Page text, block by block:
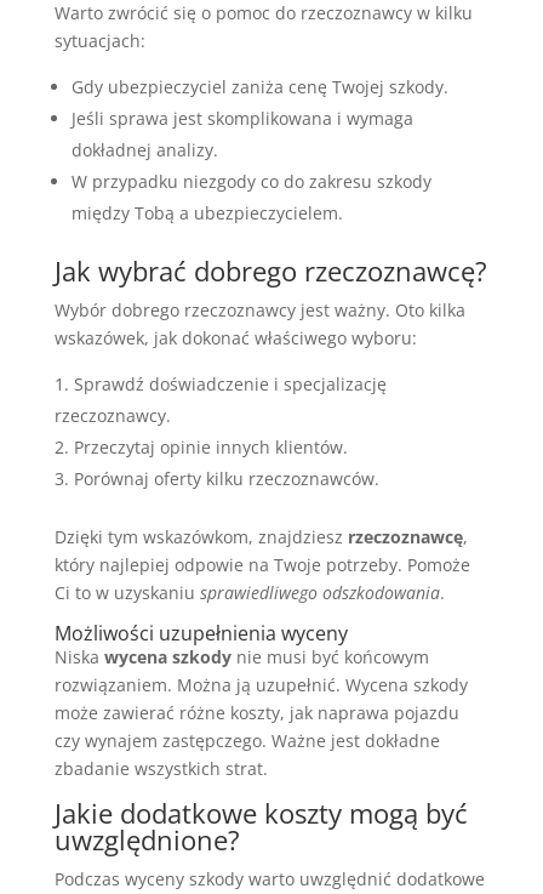
Warto zwrócić się o pomoc do rzeczoznawcy w kilku
sytuacjach:
Gdy ubezpieczyciel zaniża cenę Twojej szkody.
Jeśli sprawa jest skomplikowana i wymaga
dokładnej analizy.
W przypadku niezgody co do zakresu szkody
między Tobą a ubezpieczycielem.
Jak wybrać dobrego rzeczoznawcę?
Wybór dobrego rzeczoznawcy jest ważny. Oto kilka
wskazówek, jak dokonać właściwego wyboru:
Sprawdź doświadczenie i specjalizację
rzeczoznawcy.
Przeczytaj opinie innych klientów.
Porównaj oferty kilku rzeczoznawców.
Dzięki tym wskazówkom, znajdziesz rzeczoznawcę,
który najlepiej odpowie na Twoje potrzeby. Pomoże
Ci to w uzyskaniu sprawiedliwego odszkodowania.
Możliwości uzupełnienia wyceny
Niska wycena szkodynie musi być końcowym
rozwiązaniem. Można ją uzupełnić. Wycena szkody
może zawierać różne koszty, jak naprawa pojazdu
czy wynajem zastępczego. Ważne jest dokładne
zbadanie wszystkich strat.
Jakie dodatkowe koszty mogą być
uwzględnione?
Podczas wyceny szkody warto uwzględnić dodatkowe